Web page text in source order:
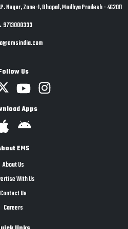
Nagar, Zone-1, Bhopal, Madhya Pradesh - 462011
9713000333
Us
Apps
EMS
About Us
With Us
Contact Us
Careers